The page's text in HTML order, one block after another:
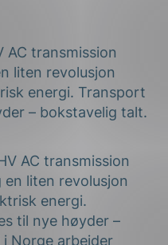
AC transmission
liten revolusjon
energi. Transport
– bokstavelig talt.
AC transmission
en liten revolusjon
energi.
til nye høyder –
Norge arbeider